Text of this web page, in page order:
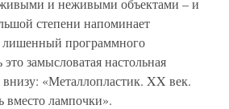
и неживыми объектами – и
степени напоминает
лишенный программного
замысловатая настольная
внизу: «Металлопластик. XX век.
вместо лампочки».